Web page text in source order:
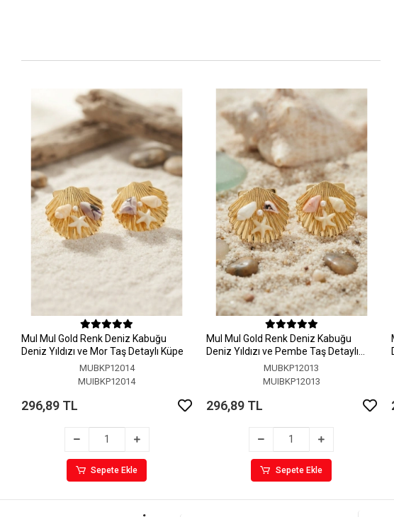
MuI MuI Gold Renk Deniz Kabuğu
Deniz Yıldızı ve Mor Taş Detaylı Küpe
MUBKP12014
MUIBKP12014
296,89 TL
Sepete Ekle
MuI MuI Gold Renk Deniz Kabuğu
Deniz Yıldızı ve Pembe Taş Detaylı
MUBKP12013
MUIBKP12013
296,89 TL
Sepete Ekle